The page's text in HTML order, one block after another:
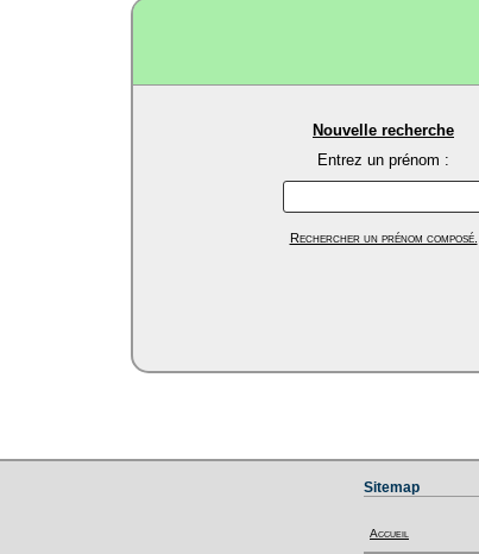
Nouvelle recherche
Entrez un prénom :
Rechercher un prénom composé.
Sitemap
Accueil